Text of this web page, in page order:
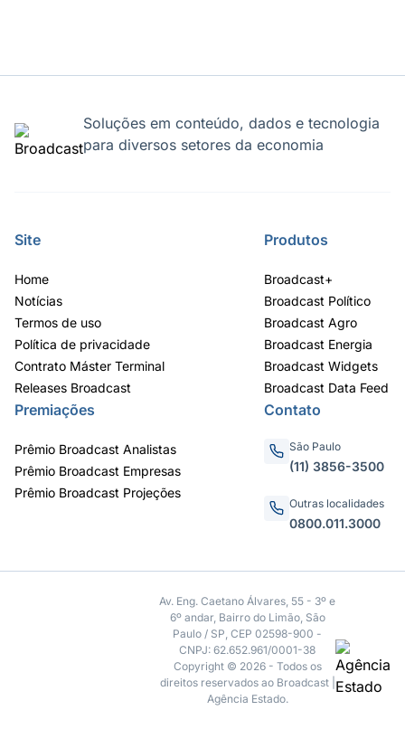
Soluções em conteúdo, dados e tecnologia
para diversos setores da economia
Site
Home
Notícias
Termos de uso
Política de privacidade
Contrato Máster Terminal
Releases Broadcast
Produtos
Broadcast+
Broadcast Político
Broadcast Agro
Broadcast Energia
Broadcast Widgets
Broadcast Data Feed
Premiações
Prêmio Broadcast Analistas
Prêmio Broadcast Empresas
Prêmio Broadcast Projeções
Contato
São Paulo
(11) 3856-3500
Outras localidades
0800.011.3000
Av. Eng. Caetano Álvares, 55 - 3º e
6º andar, Bairro do Limão, São
Paulo / SP, CEP 02598-900 -
CNPJ: 62.652.961/0001-38
Copyright © 2026 - Todos os
direitos reservados ao Broadcast |
Agência Estado.